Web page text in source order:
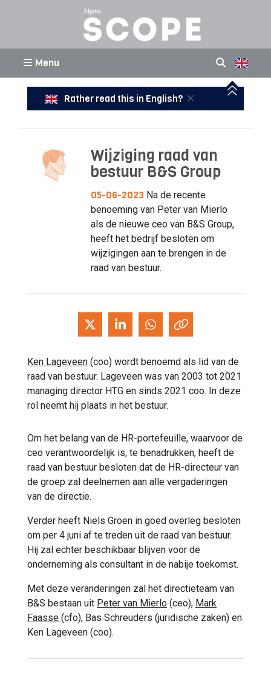
Menu
Rather read this in English?
Wijziging raad van
bestuur B&S Group
05-06-2023 Na de recente
benoeming van Peter van Mierlo
als de nieuwe ceo van B&S Group,
heeft het bedrijf besloten om
wijzigingen aan te brengen in de
raad van bestuur.
Ken Lageveen (coo) wordt benoemd als lid van de
raad van bestuur. Lageveen was van 2003 tot 2021
managing director HTG en sinds 2021 coo. In deze
rol neemt hij plaats in het bestuur.
Om het belang van de HR-portefeuille, waarvoor de
ceo verantwoordelijk is, te benadrukken, heeft de
raad van bestuur besloten dat de HR-directeur van
de groep zal deelnemen aan alle vergaderingen
van de directie.
Verder heeft Niels Groen in goed overleg besloten
om per 4 juni af te treden uit de raad van bestuur.
Hij zal echter beschikbaar blijven voor de
onderneming als consultant in de nabije toekomst.
Met deze veranderingen zal het directieteam van
B&S bestaan uit Peter van Mierlo (ceo), Mark
Faasse (cfo), Bas Schreuders (juridische zaken) en
Ken Lageveen (coo).